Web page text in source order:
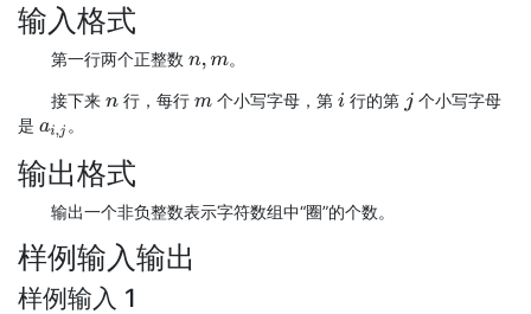
输入格式
第一行两个正整数 n,m 。
接下来 n行，每行 m 个小写字母，第i 行的第 j 个小写字母
是 ai, 。
输出格式
输出一个非负整数表示字符数组中“圈”的个数。
样例输入输出
样例输入 1